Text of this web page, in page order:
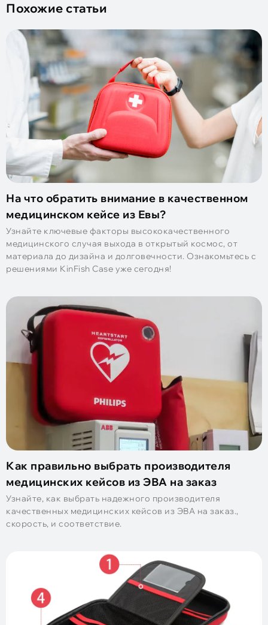
Похожие статьи
На что обратить внимание в качественном
медицинском кейсе из Евы?
Узнайте ключевые факторы высококачественного
медицинского случая выхода в открытый космос, от
материала до дизайна и долговечности. Ознакомьтесь с
решениями KinFish Case уже сегодня!
Как правильно выбрать производителя
медицинских кейсов из ЭВА на заказ
Узнайте, как выбрать надежного производителя
качественных медицинских кейсов из ЭВА на заказ.,
скорость, и соответствие.